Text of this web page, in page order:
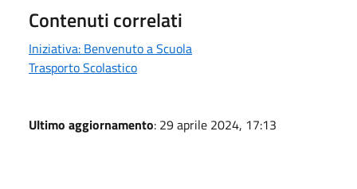
Contenuti correlati
Iniziativa: Benvenuto a Scuola
Trasporto Scolastico
Ultimo aggiornamento: 29 aprile 2024, 17:13